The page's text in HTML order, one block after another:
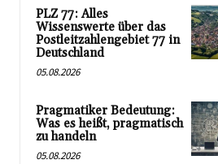
PLZ 77: Alles
Wissenswerte über das
Postleitzahlengebiet 77 in
Deutschland
05.08.2026
Pragmatiker Bedeutung:
Was es heißt, pragmatisch
zu handeln
05.08.2026